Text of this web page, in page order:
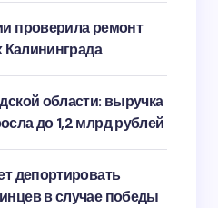
проверила ремонт
Калининграда
области: выручка
до 1,2 млрд рублей
депортировать
в случае победы